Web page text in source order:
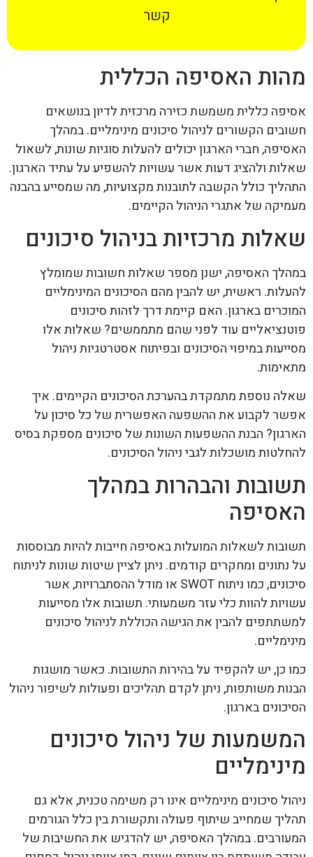
קשר
מהות האסיפה הכללית
אסיפה כללית משמשת כזירה מרכזית לדיון בנושאים
חשובים הקשורים לניהול סיכונים מינימליים. במהלך
האסיפה, חברי הארגון יכולים להעלות סוגיות שונות, לשאול
שאלות ולהציג דעות אשר עשויות להשפיע על עתיד הארגון.
התהליך כולל הקשבה לתובנות מקצועיות, מה שמסייע בהבנה
מעמיקה של אתגרי הניהול הקיימים.
שאלות מרכזיות בניהול סיכונים
במהלך האסיפה, ישנן מספר שאלות חשובות שמומלץ
להעלות. ראשית, יש להבין מהם הסיכונים המינימליים
המוכרים בארגון. האם קיימת דרך לזהות סיכונים
פוטנציאליים עוד לפני שהם מתממשים? שאלות אלו
מסייעות במיפוי הסיכונים ובפיתוח אסטרטגיות ניהול
מתאימות.
שאלה נוספת מתמקדת בהערכת הסיכונים הקיימים. איך
אפשר לקבוע את ההשפעה האפשרית של כל סיכון על
הארגון? הבנת ההשפעות השונות של סיכונים מספקת בסיס
להחלטות מושכלות לגבי ניהול הסיכונים.
תשובות והבהרות במהלך
האסיפה
תשובות לשאלות המועלות באסיפה חייבות להיות מבוססות
על נתונים ומחקרים קודמים. ניתן לציין שיטות שונות לניתוח
סיכונים, כמו ניתוח SWOT או מודל ההסתברויות, אשר
עשויות להוות כלי עזר משמעותי. תשובות אלו מסייעות
למשתתפים להבין את הגישה הכוללת לניהול סיכונים
מינימליים.
כמו כן, יש להקפיד על בהירות התשובות. כאשר מושגות
הבנות משותפות, ניתן לקדם תהליכים ופעולות לשיפור ניהול
הסיכונים בארגון.
המשמעות של ניהול סיכונים
מינימליים
ניהול סיכונים מינימליים אינו רק משימה טכנית, אלא גם
תהליך שמחייב שיתוף פעולה ותקשורת בין כלל הגורמים
המעורבים. במהלך האסיפה, יש להדגיש את החשיבות של